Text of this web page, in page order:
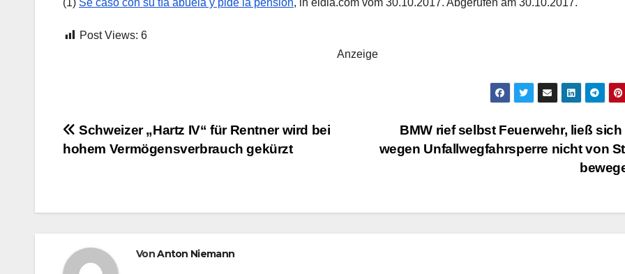
(1) Se casó con su tía abuela y pide la pensión, in eldia.com vom 30.10.2017. Abgerufen am 30.10.2017.
Post Views: 6
Anzeige
Beitrags-
Navigation
BMW rief selbst Feuerwehr, ließ sich
wegen Unfallwegfahrsperre nicht von
Schweizer „Hartz IV“ für Rentner wird bei
hohem Vermögensverbrauch gekürzt
VonAnton Niemann